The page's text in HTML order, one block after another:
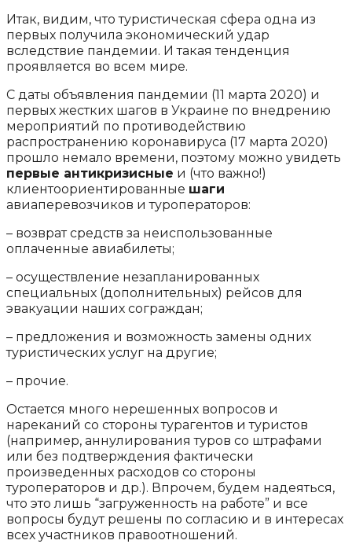
Итак, видим, что туристическая сфера одна из
первых получила экономический удар
вследствие пандемии. И такая тенденция
проявляется во всем мире.
С даты объявления пандемии (11 марта 2020) и
первых жестких шагов в Украине по внедрению
мероприятий по противодействию
распространению коронавируса (17 марта 2020)
прошло немало времени, поэтому можно увидеть
первые антикризисные и (что важно!)
клиентоориентированные шаги
авиаперевозчиков и туроператоров:
– возврат средств за неиспользованные
оплаченные авиабилеты;
– осуществление незапланированных
специальных (дополнительных) рейсов для
эвакуации наших сограждан;
– предложения и возможность замены одних
туристических услуг на другие;
– прочие.
Остается много нерешенных вопросов и
нареканий со стороны турагентов и туристов
(например, аннулирования туров со штрафами
или без подтверждения фактически
произведенных расходов со стороны
туроператоров и др.). Впрочем, будем надеяться,
что это лишь “загруженность на работе” и все
вопросы будут решены по согласию и в интересах
всех участников правоотношений.